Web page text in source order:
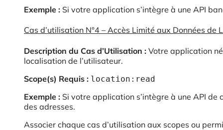
Exemple : Si votre application s’intègre à une API
Cas d’utilisation N°4 – Accès Limité aux Données de
Description du Cas d’Utilisation : Votre application
localisation de l’utilisateur.
Scope(s) Requis : location:read
Exemple : Si votre application s’intègre à une API
des adresses.
Associer chaque cas d’utilisation aux scopes ou